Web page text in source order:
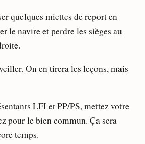
quelques miettes de report en
le navire et perdre les sièges au
On en tirera les leçons, mais
LFI et PP/PS, mettez votre
pour le bien commun. Ça sera
temps.